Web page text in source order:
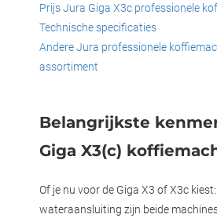
Prijs Jura Giga X3c professionele
Technische specificaties
Andere Jura professionele
assortiment
Belangrijkste
Giga X3(c)
Of je nu voor de Giga X3 of X3c
wateraansluiting zijn beide